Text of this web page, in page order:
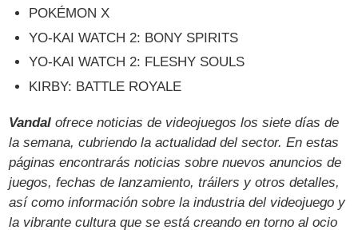
POKÉMON X
YO-KAI WATCH 2: BONY SPIRITS
YO-KAI WATCH 2: FLESHY SOULS
KIRBY: BATTLE ROYALE
Vandal ofrece noticias de videojuegos los siete días de
la semana, cubriendo la actualidad del sector. En estas
páginas encontrarás noticias sobre nuevos anuncios de
juegos, fechas de lanzamiento, tráilers y otros detalles,
así como información sobre la industria del videojuego y
la vibrante cultura que se está creando en torno al ocio